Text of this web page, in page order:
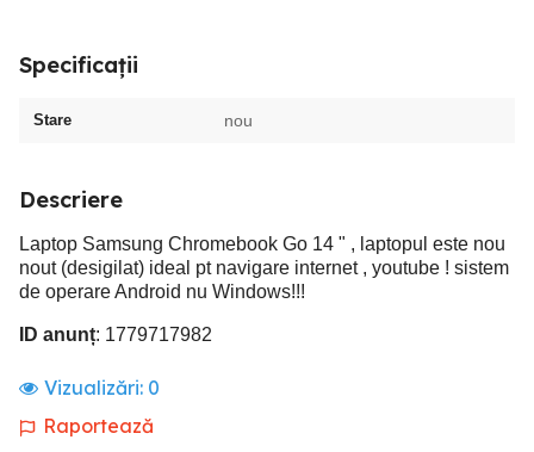
Specificații
Stare nou
Descriere
Laptop Samsung Chromebook Go 14 " , laptopul este nou
nout (desigilat) ideal pt navigare internet , youtube ! sistem
de operare Android nu Windows!!!
ID anunț: 1779717982
Vizualizări: 0
Raportează